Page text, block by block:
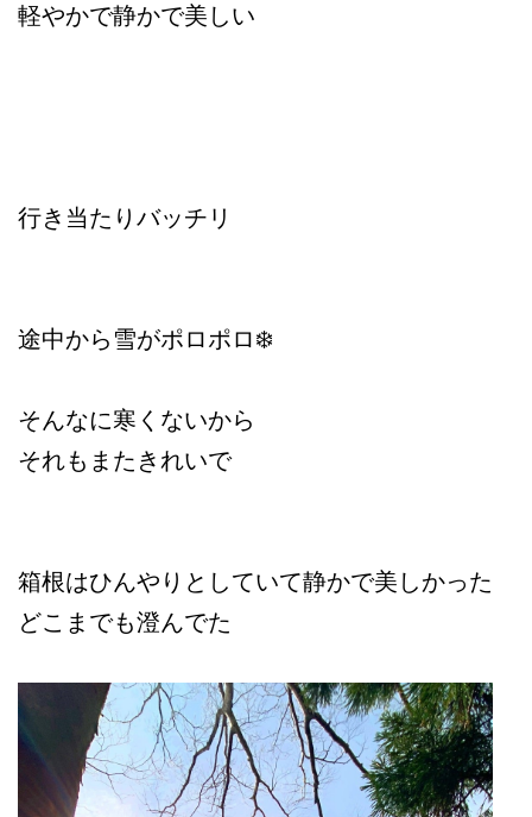
軽やかで静かで美しい
行き当たりバッチリ
途中から雪がポロポロ❄️
そんなに寒くないから
それもまたきれいで
箱根はひんやりとしていて静かで美しかった
どこまでも澄んでた